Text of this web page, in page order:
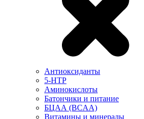
Антиоксиданты
5-HTP
Аминокислоты
Батончики и питание
БЦАА (BCAA)
Витамины и минералы